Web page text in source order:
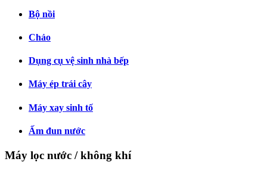
Bộ nồi
Chảo
Dụng cụ vệ sinh nhà bếp
Máy ép trái cây
Máy xay sinh tố
Ấm đun nước
Máy lọc nước / không khí